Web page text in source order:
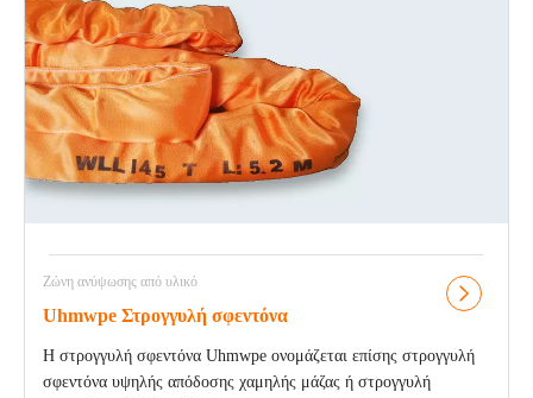
Ζώνη ανύψωσης από υλικό
Uhmwpe Στρογγυλή σφεντόνα
Η στρογγυλή σφεντόνα Uhmwpe ονομάζεται επίσης στρογγυλή
σφεντόνα υψηλής απόδοσης χαμηλής μάζας ή στρογγυλή